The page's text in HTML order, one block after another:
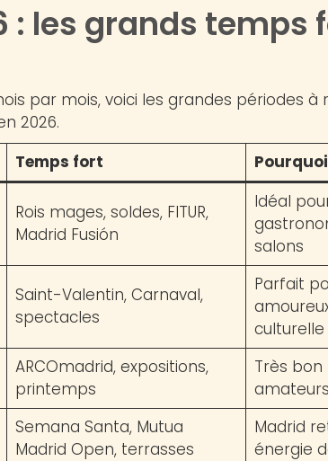
: les grands temps
par mois, voici les grandes périodes à
2026.
Temps fort
Rois mages, soldes, FITUR,
Madrid Fusión
Idéal
salons
Saint-Valentin, Carnaval,
spectacles
Parfait
culturelle
ARCOmadrid, expositions,
printemps
Très bon
Semana Santa, Mutua
Madrid Open, terrasses
Madrid
énergie